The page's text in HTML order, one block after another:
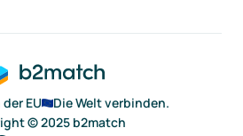
EU
Die Welt verbinden.
© 2025 b2match